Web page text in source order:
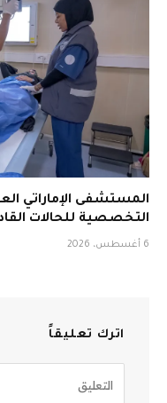
المستشفى الإماراتي
التخصصية للحالات
6 أغسطس، 2026
اترك تعليقاً